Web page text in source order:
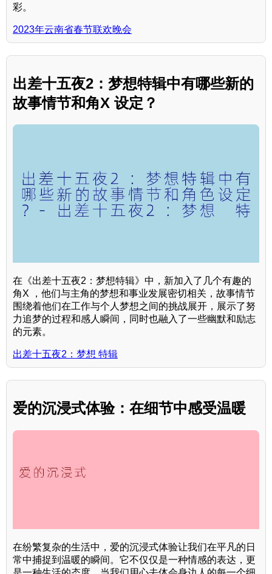
彩。
2023年云南省春节联欢晚会
出差十五夜2：梦想特辑中有哪些新的
故事情节和角X 设定？
在《出差十五夜2：梦想特辑》中，新加入了几个有趣的
角X ，他们与主角的梦想和事业发展密切相关，故事情节
围绕着他们在工作与个人梦想之间的挑战展开，展示了努
力追梦的过程和感人瞬间，同时也融入了一些幽默和励志
的元素。
出差十五夜2：梦想 特辑
爱的沉浸式体验：在细节中感受温暖
在纷繁复杂的生活中，爱的沉浸式体验让我们在平凡的日
常中捕捉到温暖的瞬间。它不仅仅是一种情感的表达，更